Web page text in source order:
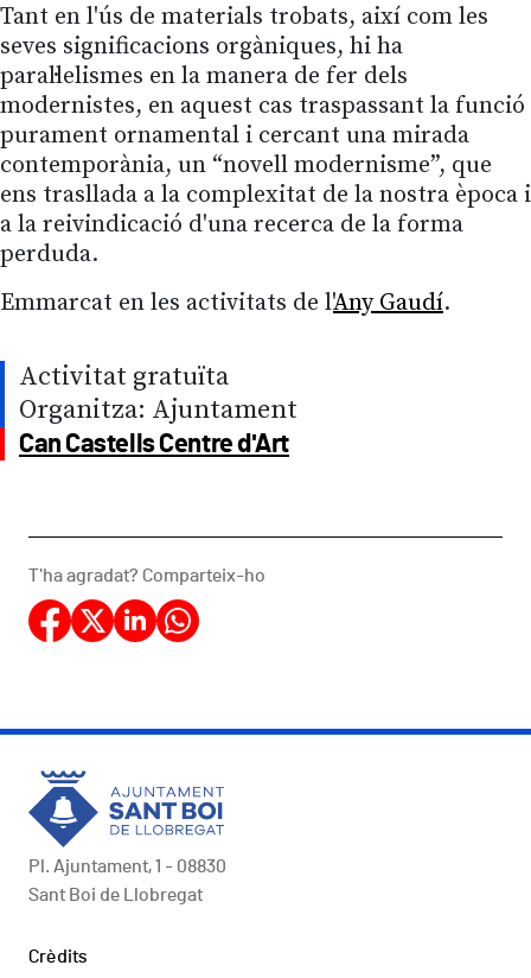
Tant en l'ús de materials trobats, així com les
seves significacions orgàniques, hi ha
paral·lelismes en la manera de fer dels
modernistes, en aquest cas traspassant la funció
purament ornamental i cercant una mirada
contemporània, un “novell modernisme”, que
ens trasllada a la complexitat de la nostra època i
a la reivindicació d'una recerca de la forma
perduda.
Emmarcat en les activitats de l'Any Gaudí.
Activitat gratuïta
Organitza: Ajuntament
Can Castells Centre d'Art
T'ha agradat? Comparteix-ho
Pl. Ajuntament, 1 - 08830
Sant Boi de Llobregat
Peu
Crèdits